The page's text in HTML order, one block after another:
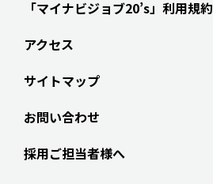
「マイナビジョブ20’s」利用規約
アクセス
サイトマップ
お問い合わせ
採用ご担当者様へ